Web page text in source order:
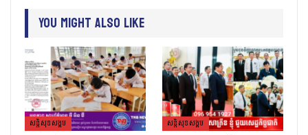
You Might Also Like
សន្តិសុខសង្គម សន្តិសុខសង្គម